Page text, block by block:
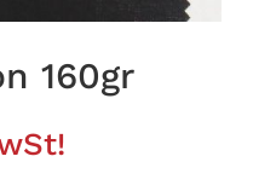
160gr